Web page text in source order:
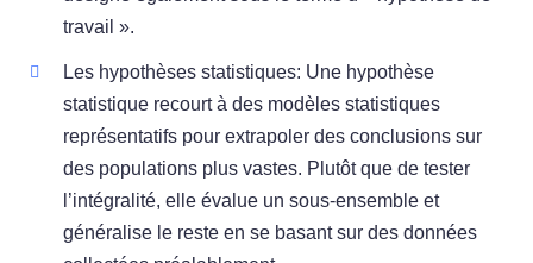
travail ».
Les hypothèses statistiques: Une hypothèse
statistique recourt à des modèles statistiques
représentatifs pour extrapoler des conclusions sur
des populations plus vastes. Plutôt que de tester
l’intégralité, elle évalue un sous-ensemble et
généralise le reste en se basant sur des données